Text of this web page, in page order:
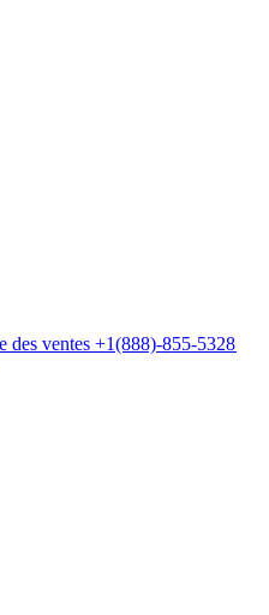
des ventes +1(888)-855-5328​​